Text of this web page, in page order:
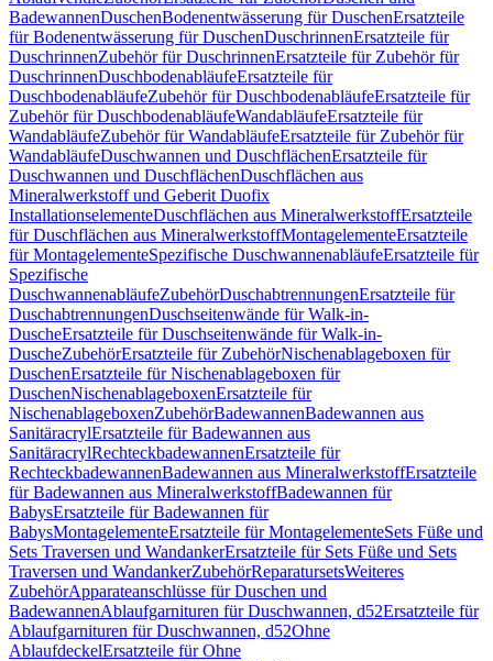
BadewannenDuschenBodenentwässerung für DuschenErsatzteile
für Bodenentwässerung für DuschenDuschrinnenErsatzteile für
DuschrinnenZubehör für DuschrinnenErsatzteile für Zubehör für
DuschrinnenDuschbodenabläufeErsatzteile für
DuschbodenabläufeZubehör für DuschbodenabläufeErsatzteile für
Zubehör für DuschbodenabläufeWandabläufeErsatzteile für
WandabläufeZubehör für WandabläufeErsatzteile für Zubehör für
WandabläufeDuschwannen und DuschflächenErsatzteile für
Duschwannen und DuschflächenDuschflächen aus
Mineralwerkstoff und Geberit Duofix
InstallationselementeDuschflächen aus MineralwerkstoffErsatzteile
für Duschflächen aus MineralwerkstoffMontagelementeErsatzteile
für MontagelementeSpezifische DuschwannenabläufeErsatzteile für
Spezifische
DuschwannenabläufeZubehörDuschabtrennungenErsatzteile für
DuschabtrennungenDuschseitenwände für Walk-in-
DuscheErsatzteile für Duschseitenwände für Walk-in-
DuscheZubehörErsatzteile für ZubehörNischenablageboxen für
DuschenErsatzteile für Nischenablageboxen für
DuschenNischenablageboxenErsatzteile für
NischenablageboxenZubehörBadewannenBadewannen aus
SanitäracrylErsatzteile für Badewannen aus
SanitäracrylRechteckbadewannenErsatzteile für
RechteckbadewannenBadewannen aus MineralwerkstoffErsatzteile
für Badewannen aus MineralwerkstoffBadewannen für
BabysErsatzteile für Badewannen für
BabysMontagelementeErsatzteile für MontagelementeSets Füße und
Sets Traversen und WandankerErsatzteile für Sets Füße und Sets
Traversen und WandankerZubehörReparatursetsWeiteres
ZubehörApparateanschlüsse für Duschen und
BadewannenAblaufgarnituren für Duschwannen, d52Ersatzteile für
Ablaufgarnituren für Duschwannen, d52Ohne
AblaufdeckelErsatzteile für Ohne